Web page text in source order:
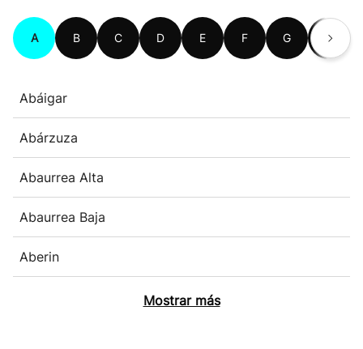
A B C D E F G H
Abáigar
Abárzuza
Abaurrea Alta
Abaurrea Baja
Aberin
Mostrar más